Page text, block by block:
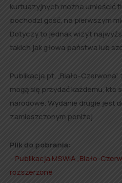
kurtuazyjnych można umieścić
pochodzi gość, na pierwszym
Dotyczy to jednak wizyt
takich jak głowa państwa lub
Publikacja pt. „Biało-
mogą się przydać każdemu, kto
narodowe. Wydanie drugie jest
zamieszczonym poniżej.
Plik do pobrania:
– Publikacja MSWiA „Biało-
rozszerzone